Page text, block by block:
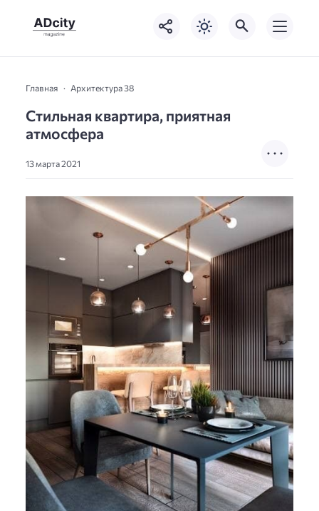
Главная Архитектура 38
Cтильная кваpтира, пpиятная
атмосфеpа
13 марта 2021